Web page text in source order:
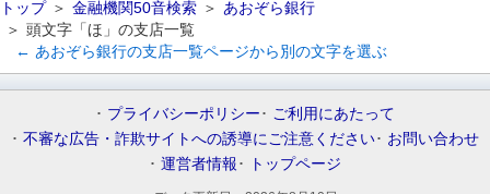
トップ 金融機関50音検索
あおぞら銀行
頭文字「ほ」の支店一覧
← あおぞら銀行の支店一覧ページから別の文字を選ぶ
プライバシーポリシー
ご利用にあたって
不審な広告・詐欺サイトへの誘導にご注意ください
お問い合わせ
運営者情報
トップページ